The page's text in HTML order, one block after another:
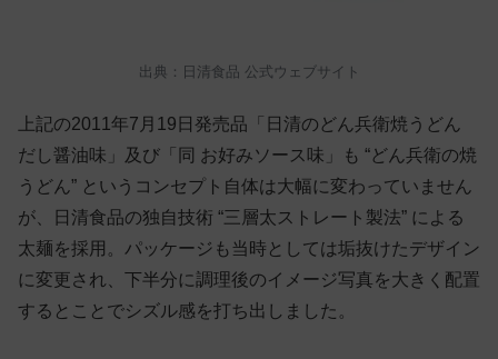
出典：日清食品 公式ウェブサイト
上記の2011年7月19日発売品「日清のどん兵衛焼うどん
だし醤油味」及び「同 お好みソース味」も “どん兵衛の焼
うどん” というコンセプト自体は大幅に変わっていません
が、日清食品の独自技術 “三層太ストレート製法” による
太麺を採用。パッケージも当時としては垢抜けたデザイン
に変更され、下半分に調理後のイメージ写真を大きく配置
するとことでシズル感を打ち出しました。